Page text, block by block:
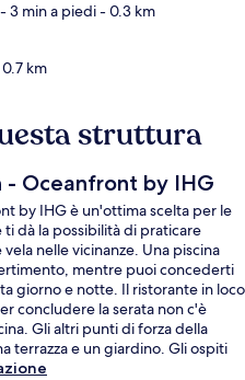
- 3 min a piedi- 0.3 km
km
struttura
- Oceanfront by IHG
by IHG è un'ottima scelta per le
ti dà la possibilità di praticare
nelle vicinanze. Una piscina
mentre puoi concederti
giorno e notte. Il ristorante in loco
concludere la serata non c'è
Gli altri punti di forza della
terrazza e un giardino. Gli ospiti
gentile.